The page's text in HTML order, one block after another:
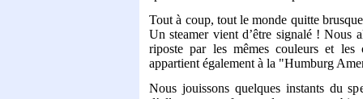
Tout à coup, tout le monde quitte
Un steamer vient d’être signalé ! Nous
riposte par les mêmes couleurs et
appartient également à la "Humburg
Nous jouissons quelques instants du